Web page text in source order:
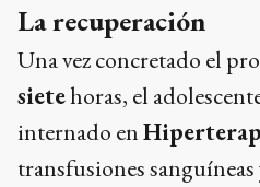
La recuperación
Una vez concretado el
sietehoras, el
internado en
transfusiones